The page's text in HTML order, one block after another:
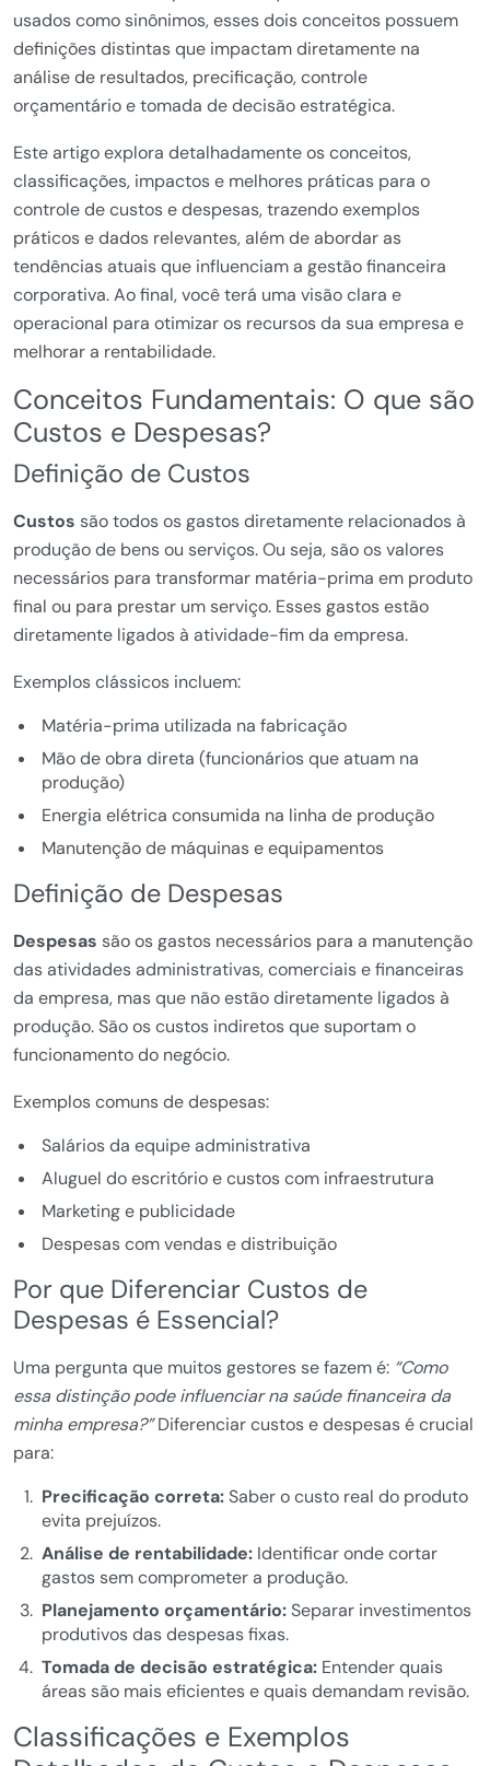
usados como sinônimos, esses dois conceitos possuem
definições distintas que impactam diretamente na
análise de resultados, precificação, controle
orçamentário e tomada de decisão estratégica.
Este artigo explora detalhadamente os conceitos,
classificações, impactos e melhores práticas para o
controle de custos e despesas, trazendo exemplos
práticos e dados relevantes, além de abordar as
tendências atuais que influenciam a gestão financeira
corporativa. Ao final, você terá uma visão clara e
operacional para otimizar os recursos da sua empresa e
melhorar a rentabilidade.
Conceitos Fundamentais: O que são
Custos e Despesas?
Definição de Custos
Custos são todos os gastos diretamente relacionados à
produção de bens ou serviços. Ou seja, são os valores
necessários para transformar matéria-prima em produto
final ou para prestar um serviço. Esses gastos estão
diretamente ligados à atividade-fim da empresa.
Exemplos clássicos incluem:
Matéria-prima utilizada na fabricação
Mão de obra direta (funcionários que atuam na
produção)
Energia elétrica consumida na linha de produção
Manutenção de máquinas e equipamentos
Definição de Despesas
Despesas são os gastos necessários para a manutenção
das atividades administrativas, comerciais e financeiras
da empresa, mas que não estão diretamente ligados à
produção. São os custos indiretos que suportam o
funcionamento do negócio.
Exemplos comuns de despesas:
Salários da equipe administrativa
Aluguel do escritório e custos com infraestrutura
Marketing e publicidade
Despesas com vendas e distribuição
Por que Diferenciar Custos de
Despesas é Essencial?
Uma pergunta que muitos gestores se fazem é: “Como
essa distinção pode influenciar na saúde financeira da
minha empresa?”Diferenciar custos e despesas é crucial
para:
Precificação correta:Saber o custo real do produto
evita prejuízos.
Análise de rentabilidade:Identificar onde cortar
gastos sem comprometer a produção.
Planejamento orçamentário:Separar investimentos
produtivos das despesas fixas.
Tomada de decisão estratégica:Entender quais
áreas são mais eficientes e quais demandam revisão.
Classificações e Exemplos